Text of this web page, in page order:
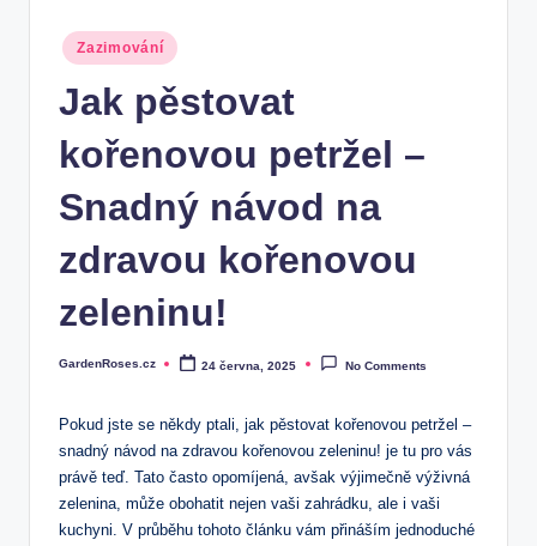
Posted
in
Zazimování
Jak pěstovat
kořenovou petržel –
Snadný návod na
zdravou kořenovou
zeleninu!
Posted
GardenRoses.cz 24 června, 2025 No Comments
Pokud jste se někdy ptali, jak pěstovat kořenovou petržel –
snadný návod na zdravou kořenovou zeleninu! je tu pro vás
právě teď. Tato často opomíjená, avšak výjimečně výživná
zelenina, může obohatit nejen vaši zahrádku, ale i vaši
kuchyni. V průběhu tohoto článku vám přináším jednoduché